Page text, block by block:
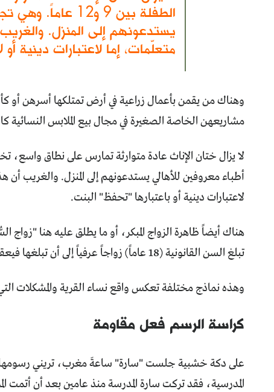
الطفلة بين 9
يستدعونهم إلى المنزل.
متعلّمات، إما لاعتبارات دينية
وهناك من يقمن بأعمال زراعية في أرض تمتلكها أسرهن أو
مشاريعهن الخاصة الصغيرة في مجال بيع الملابس النسائية
أطباء معروفين للأهالي يستدعونهم إلى المنزل. والغريب أن
لاعتبارات دينية أو باعتبارها "تحفظ" البنت.
هناك أيضاً ظاهرة الزواج المبكر، أو ما يطلق عليه هنا
تبلغ السن القانونية (18 عاماً) زواجاً عرفياً إلى أن تبلغها فيعقد القران بصورة رسمية.
وهذه نماذج مختلفة تعكس واقع نساء القرية والمشكلات
كراسة الرسم فعل مقاومة
على دكة خشبية جلست "سارة" ساعةَ مغرب، تريني
المدرسية، فقد تركت سارة المدرسة منذ عامين بعد أن أتمت